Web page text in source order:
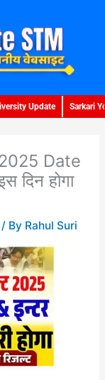
Update Sarkari
Date
दिन होगा
/ By Rahul Suri